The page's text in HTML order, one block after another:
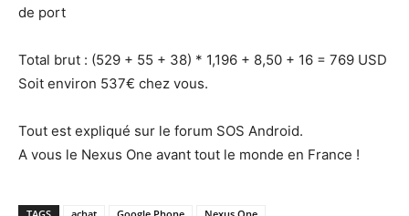
de port
Total brut : (529 + 55 + 38) * 1,196 + 8,50 + 16 = 769 USD
Soit environ 537€ chez vous.
Tout est expliqué sur le forum SOS Android.
A vous le Nexus One avant tout le monde en France !